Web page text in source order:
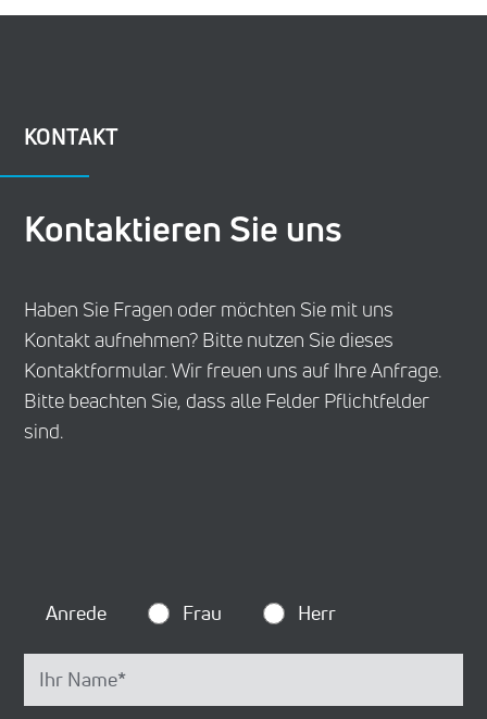
KONTAKT
Kontaktieren Sie uns
Haben Sie Fragen oder möchten Sie mit uns
Kontakt aufnehmen? Bitte nutzen Sie dieses
Kontaktformular. Wir freuen uns auf Ihre Anfrage.
Bitte beachten Sie, dass alle Felder Pflichtfelder
sind.
Anrede Frau Herr